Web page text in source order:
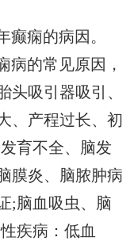
癫痫的病因。
病的常见原因，
头吸引器吸引、
、产程过长、初
育不全、脑发
膜炎、脑脓肿病
;脑血吸虫、脑
疾病：低血